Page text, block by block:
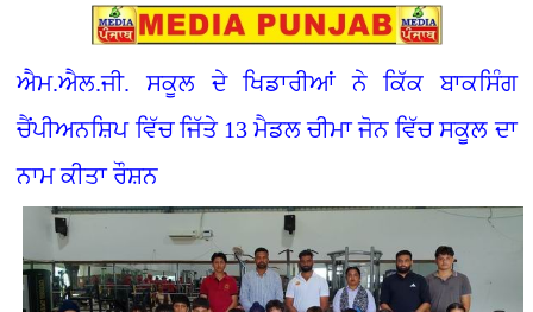
ਐਮ.ਐਲ.ਜੀ. ਸਕੂਲ ਦੇ ਖਿਡਾਰੀਆਂ ਨੇ ਕਿੱਕ ਬਾਕਸਿੰਗ
ਚੈਂਪੀਅਨਸ਼ਿਪ ਵਿੱਚ ਜਿੱਤੇ 13 ਮੈਡਲ ਚੀਮਾ ਜੋਨ ਵਿੱਚ ਸਕੂਲ ਦਾ
ਨਾਮ ਕੀਤਾ ਰੌਸ਼ਨ